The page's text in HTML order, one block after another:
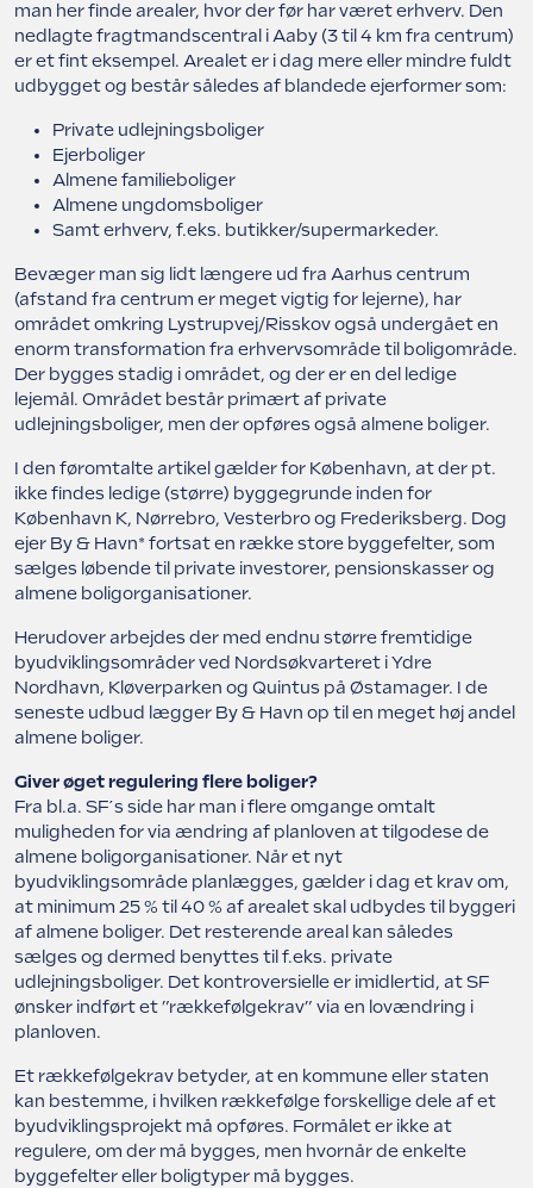
man her finde arealer, hvor der før har været erhverv. Den
nedlagte fragtmandscentral i Aaby (3 til 4 km fra centrum)
er et fint eksempel. Arealet er i dag mere eller mindre fuldt
udbygget og består således af blandede ejerformer som:
Private udlejningsboliger
Ejerboliger
Almene familieboliger
Almene ungdomsboliger
Samt erhverv, f.eks. butikker/supermarkeder.
Bevæger man sig lidt længere ud fra Aarhus centrum
(afstand fra centrum er meget vigtig for lejerne), har
området omkring Lystrupvej/Risskov også undergået en
enorm transformation fra erhvervsområde til boligområde.
Der bygges stadig i området, og der er en del ledige
lejemål. Området består primært af private
udlejningsboliger, men der opføres også almene boliger.
I den føromtalte artikel gælder for København, at der pt.
ikke findes ledige (større) byggegrunde inden for
København K, Nørrebro, Vesterbro og Frederiksberg. Dog
ejer By & Havn* fortsat en række store byggefelter, som
sælges løbende til private investorer, pensionskasser og
almene boligorganisationer.
Herudover arbejdes der med endnu større fremtidige
byudviklingsområder ved Nordsøkvarteret i Ydre
Nordhavn, Kløverparken og Quintus på Østamager. I de
seneste udbud lægger By & Havn op til en meget høj andel
almene boliger.
Giver øget regulering flere boliger?
Fra bl.a. SF´s side har man i flere omgange omtalt
muligheden for via ændring af planloven at tilgodese de
almene boligorganisationer. Når et nyt
byudviklingsområde planlægges, gælder i dag et krav om,
at minimum 25 % til 40 % af arealet skal udbydes til byggeri
af almene boliger. Det resterende areal kan således
sælges og dermed benyttes til f.eks. private
udlejningsboliger. Det kontroversielle er imidlertid, at SF
ønsker indført et ”rækkefølgekrav” via en lovændring i
planloven.
Et rækkefølgekrav betyder, at en kommune eller staten
kan bestemme, i hvilken rækkefølge forskellige dele af et
byudviklingsprojekt må opføres. Formålet er ikke at
regulere, om der må bygges, men hvornår de enkelte
byggefelter eller boligtyper må bygges.